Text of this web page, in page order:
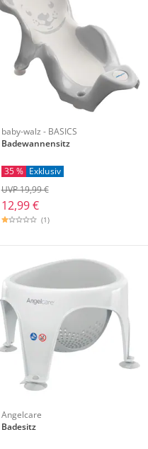
baby-walz - BASICS
Badewannensitz
35 % Exklusiv
12,99 €
UVP 19,99 €
(1)
Angelcare
Badesitz